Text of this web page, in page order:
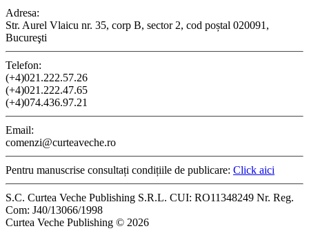
Adresa:
Str. Aurel Vlaicu nr. 35, corp B, sector 2, cod poștal 020091,
Bucureşti
Telefon:
(+4)021.222.57.26
(+4)021.222.47.65
(+4)074.436.97.21
Email:
comenzi@curteaveche.ro
Pentru manuscrise consultați condițiile de publicare: Click aici
S.C. Curtea Veche Publishing S.R.L. CUI: RO11348249 Nr. Reg.
Com: J40/13066/1998
Curtea Veche Publishing © 2026